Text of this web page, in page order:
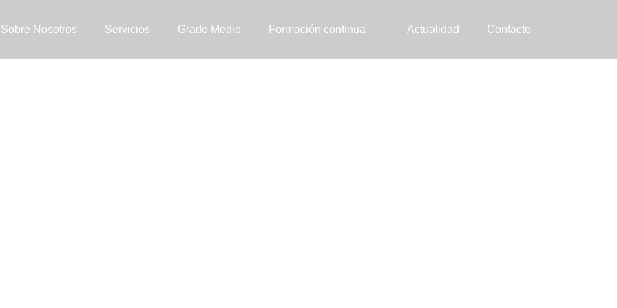
Sobre Nosotros Servicios Grado Medio Formación continua Actualidad Contacto